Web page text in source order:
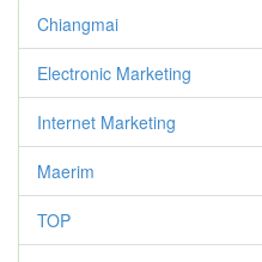
Chiangmai
Electronic Marketing
Internet Marketing
Maerim
TOP